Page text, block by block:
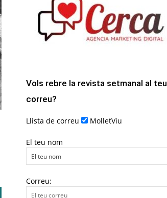
Vols rebre la revista setmanal al teu
correu?
Llista de correu MolletViu
El teu nom
Correu: